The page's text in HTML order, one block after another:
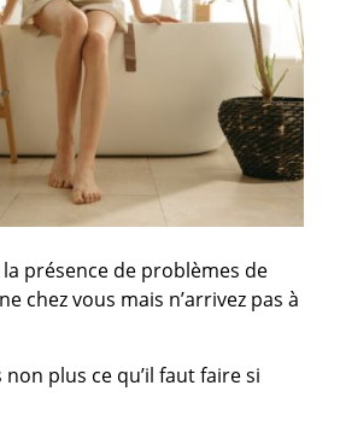
présence de problèmes de
chez vous mais n’arrivez pas à
non plus ce qu’il faut faire si